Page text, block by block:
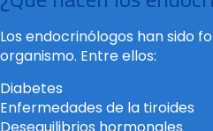
Los endocrinólogos han sido
organismo. Entre ellos:
Diabetes
Enfermedades de la tiroides
Desequilibrios hormonales